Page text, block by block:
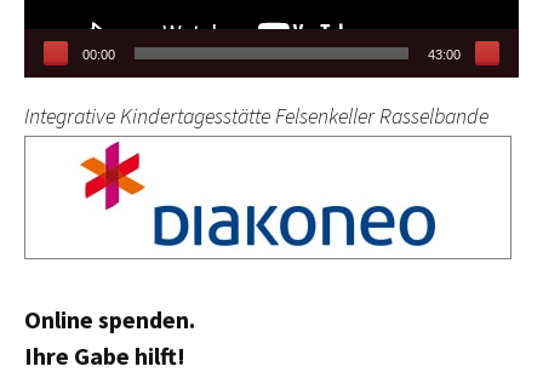
00:00 43:00
Integrative Kindertagesstätte Felsenkeller Rasselbande
Online spenden.
Ihre Gabe hilft!